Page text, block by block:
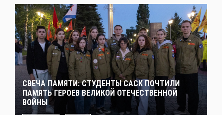
СВЕЧА ПАМЯТИ: СТУДЕНТЫ САСК ПОЧТИЛИ
ПАМЯТЬ ГЕРОЕВ ВЕЛИКОЙ ОТЕЧЕСТВЕННОЙ
ВОЙНЫ